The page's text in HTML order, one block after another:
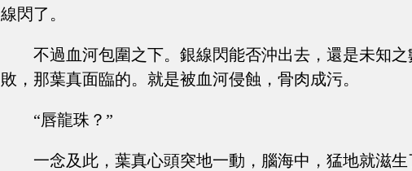
線閃了。
不過血河包圍之下。銀線閃能否沖出去，還是未知
敗，那葉真面臨的。就是被血河侵蝕，骨肉成污。
“唇龍珠？”
一念及此，葉真心頭突地一動，腦海中，猛地就滋生